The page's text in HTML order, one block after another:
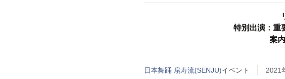
特別出演：
案
日本舞踊 扇寿流(SENJU)イベント 2021